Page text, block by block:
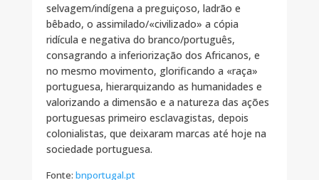
selvagem/indígena a preguiçoso, ladrão e
bêbado, o assimilado/«civilizado» a cópia
ridícula e negativa do branco/português,
consagrando a inferiorização dos Africanos, e
no mesmo movimento, glorificando a «raça»
portuguesa, hierarquizando as humanidades e
valorizando a dimensão e a natureza das ações
portuguesas primeiro esclavagistas, depois
colonialistas, que deixaram marcas até hoje na
sociedade portuguesa.
Fonte: bnportugal.pt